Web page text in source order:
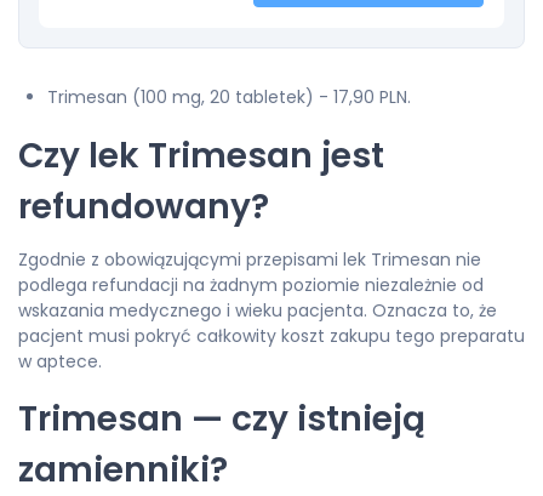
Trimesan (100 mg, 20 tabletek) - 17,90 PLN.
Czy lek Trimesan jest
refundowany?
Zgodnie z obowiązującymi przepisami lek Trimesan nie
podlega refundacji na żadnym poziomie niezależnie od
wskazania medycznego i wieku pacjenta. Oznacza to, że
pacjent musi pokryć całkowity koszt zakupu tego preparatu
w aptece.
Trimesan — czy istnieją
zamienniki?